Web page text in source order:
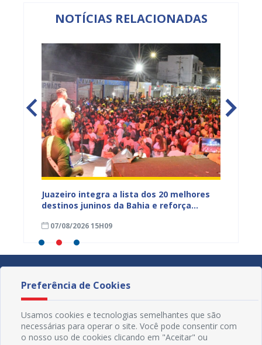
NOTÍCIAS RELACIONADAS
Juazeiro integra a lista dos 20 melhores
destinos juninos da Bahia e reforça
07/08/2026 15H09
Preferência de Cookies
Usamos cookies e tecnologias semelhantes que são
necessárias para operar o site. Você pode consentir com
o nosso uso de cookies clicando em "Aceitar" ou